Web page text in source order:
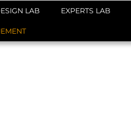
LAB EXPERTS LAB